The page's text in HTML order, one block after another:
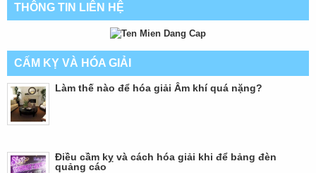
THÔNG TIN LIÊN HỆ
CẤM KỴ VÀ HÓA GIẢI
Làm thế nào để hóa giải Âm khí quá nặng?
Điều cầm kỵ và cách hóa giải khi để bảng đèn
quảng cáo